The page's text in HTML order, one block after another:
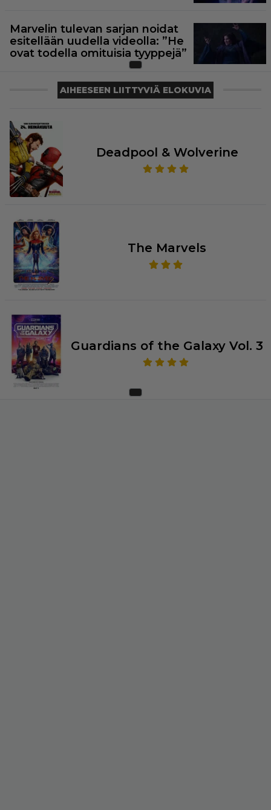
Marvelin tulevan sarjan noidat
esitellään uudella videolla: ”He
ovat todella omituisia tyyppejä”
AIHEESEEN LIITTYVIÄ ELOKUVIA
Deadpool & Wolverine
The Marvels
Guardians of the Galaxy Vol. 3